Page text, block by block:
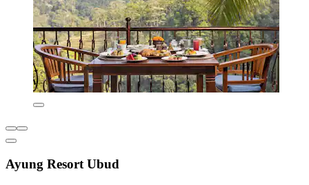
Ayung Resort Ubud